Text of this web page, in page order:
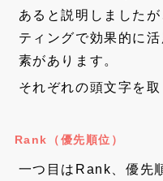
あると説明しました
ティングで効果的に
素があります。
それぞれの頭文字を
Rank（優先順位）
一つ目はRank、優先